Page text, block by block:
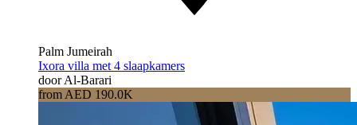
Palm Jumeirah
Ixora villa met 4 slaapkamers
door Al-Barari
from AED 190.0K